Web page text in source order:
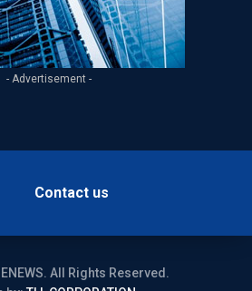
- Advertisement -
Contact us
All Rights Reserved.